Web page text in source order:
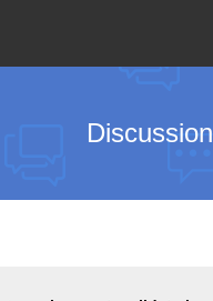
Discussion